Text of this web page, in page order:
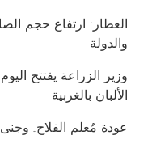
العطار: ارتفاع حجم
والدولة
وزير الزراعة يفتتح
الألبان بالغربية
عودة مُعلم الفلاح..